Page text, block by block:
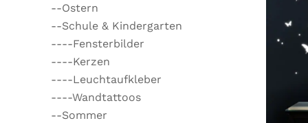
--Ostern
--Schule & Kindergarten
----Fensterbilder
----Kerzen
----Leuchtaufkleber
----Wandtattoos
--Sommer